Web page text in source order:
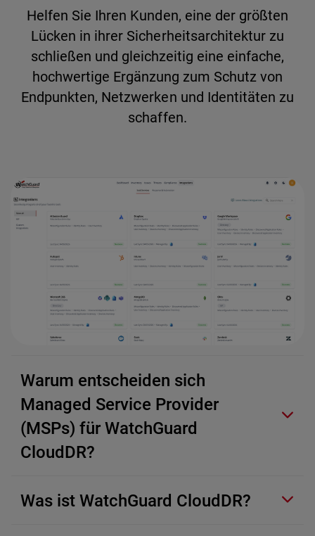
Helfen Sie Ihren Kunden, eine der größten
Lücken in ihrer Sicherheitsarchitektur zu
schließen und gleichzeitig eine einfache,
hochwertige Ergänzung zum Schutz von
Endpunkten, Netzwerken und Identitäten zu
schaffen.
Warum entscheiden sich
Managed Service Provider
(MSPs) für WatchGuard
CloudDR?
Was ist WatchGuard CloudDR?